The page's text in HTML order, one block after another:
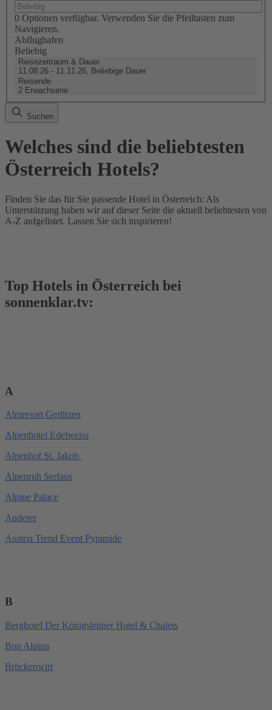
0 Optionen verfügbar. Verwenden Sie die Pfeiltasten zum
Navigieren.
Abflughafen
Beliebig
Reisezeitraum & Dauer
11.08.26 - 11.11.26, Beliebige Dauer
Reisende
2 Erwachsene
Suchen
Welches sind die beliebtesten
Österreich Hotels?
Finden Sie das für Sie passende Hotel in Österreich: Als
Unterstützung haben wir auf dieser Seite die aktuell beliebtesten von
A-Z aufgelistet. Lassen Sie sich inspirieren!
Top Hotels in Österreich bei
sonnenklar.tv:
A
Almresort Gerlitzen
Alpenhotel Edelweiss
Alpenhof St. Jakob
Alpenruh Serfaus
Alpine Palace
Auderer
Austria Trend Event Pyramide
B
Berghotel Der Königsleitner Hotel & Chalets
Bon Alpina
Brückenwirt